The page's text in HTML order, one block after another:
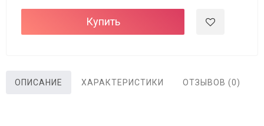
Купить
ОПИСАНИЕ ХАРАКТЕРИСТИКИ ОТЗЫВОВ (0)